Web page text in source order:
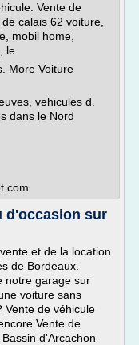
Vente de
calais 62 voiture,
mobil home,
le
More Voiture
vehicules d.
dans le Nord
d'occasion sur
et de la location
de Bordeaux.
notre garage sur
voiture sans
Vente de véhicule
Vente de
d'Arcachon